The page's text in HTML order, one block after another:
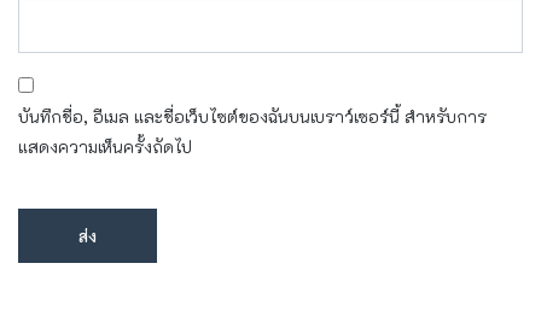
บันทึกชื่อ, อีเมล และชื่อเว็บไซต์ของฉันบนเบราว์เซอร์นี้ สำหรับการ
แสดงความเห็นครั้งถัดไป